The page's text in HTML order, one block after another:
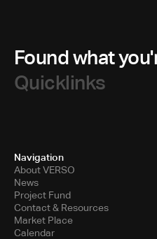
Found what
Quicklinks
Navigation
About VERSO
News
Project Fund
Contact & Resources
Market Place
Calendar